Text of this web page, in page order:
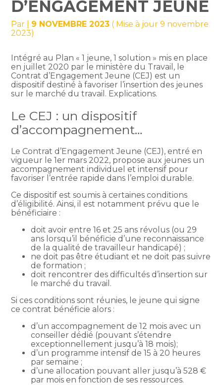
D’ENGAGEMENT JEUNE
Par 9 NOVEMBRE 2023 ( Mise à jour 9 novembre
2023)
Intégré au Plan « 1 jeune, 1 solution » mis en place
en juillet 2020 par le ministère du Travail, le
Contrat d’Engagement Jeune (CEJ) est un
dispositif destiné à favoriser l’insertion des jeunes
sur le marché du travail. Explications.
Le CEJ : un dispositif
d’accompagnement…
Le Contrat d’Engagement Jeune (CEJ), entré en
vigueur le 1er mars 2022, propose aux jeunes un
accompagnement individuel et intensif pour
favoriser l’entrée rapide dans l’emploi durable.
Ce dispositif est soumis à certaines conditions
d’éligibilité. Ainsi, il est notamment prévu que le
bénéficiaire :
doit avoir entre 16 et 25 ans révolus (ou 29
ans lorsqu’il bénéficie d’une reconnaissance
de la qualité de travailleur handicapé) ;
ne doit pas être étudiant et ne doit pas suivre
de formation ;
doit rencontrer des difficultés d’insertion sur
le marché du travail.
Si ces conditions sont réunies, le jeune qui signe
ce contrat bénéficie alors :
d’un accompagnement de 12 mois avec un
conseiller dédié (pouvant s’étendre
exceptionnellement jusqu’à 18 mois);
d’un programme intensif de 15 à 20 heures
par semaine ;
d’une allocation pouvant aller jusqu’à 528 €
par mois en fonction de ses ressources.